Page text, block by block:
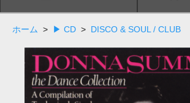
ホーム > ▶ CD > DISCO & SOUL / CLUB